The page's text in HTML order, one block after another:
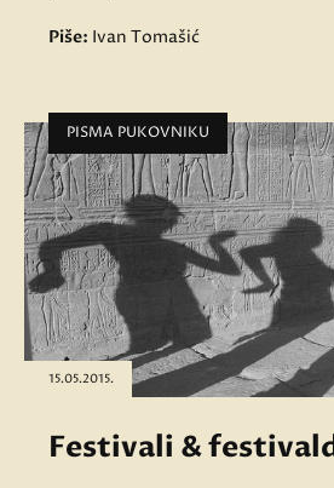
Piše: Ivan Tomašić
PISMA PUKOVNIKU
15.05.2015.
Festivali &